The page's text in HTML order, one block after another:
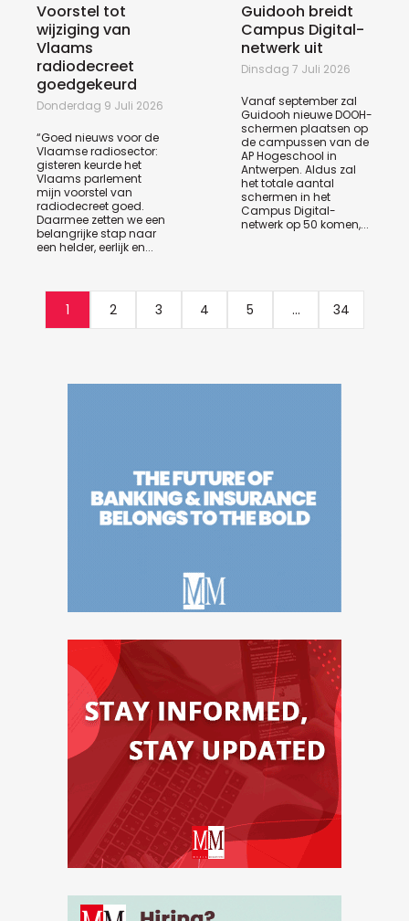
Voorstel tot
wijziging van
Vlaams
radiodecreet
goedgekeurd
Donderdag 9 Juli 2026
“Goed nieuws voor de
Vlaamse radiosector:
gisteren keurde het
Vlaams parlement
mijn voorstel van
radiodecreet goed.
Daarmee zetten we een
belangrijke stap naar
een helder, eerlijk en...
Guidooh breidt
Campus Digital-
netwerk uit
Dinsdag 7 Juli 2026
Vanaf september zal
Guidooh nieuwe DOOH-
schermen plaatsen op
de campussen van de
AP Hogeschool in
Antwerpen. Aldus zal
het totale aantal
schermen in het
Campus Digital-
netwerk op 50 komen,...
1 2 3 4 5 ... 34